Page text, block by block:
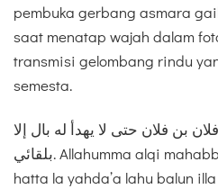
pembuka gerbang asmara
saat menatap wajah dalam
transmisi gelombang rindu
semesta.
بن فلان حتى لا يهدأ له بال إلا
بلقائي. Allahumma alqi mahabbati fi qolbi fulan bin fulan
hatta la yahda’a lahu balun